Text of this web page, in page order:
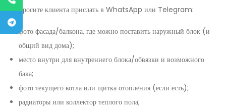
попросите клиента прислать в WhatsApp или Telegram:
фото фасада/балкона, где можно поставить наружный блок (и
общий вид дома);
место внутри для внутреннего блока/обвязки и возможного
бака;
фото текущего котла или щитка отопления (если есть);
радиаторы или коллектор теплого пола;